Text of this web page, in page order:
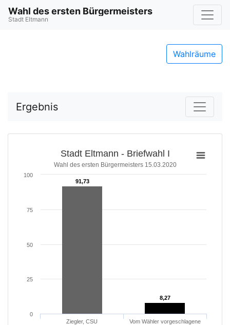
Wahl des ersten Bürgermeisters
Stadt Eltmann
Wahlräume
Ergebnis
Stadt Eltmann - Briefwahl I
Wahl des ersten Bürgermeisters 15.03.2020
91,73
91,73
8,27
8,27
Ziegler, CSU
Vom Wähler vorgeschlagene
0
25
50
75
100